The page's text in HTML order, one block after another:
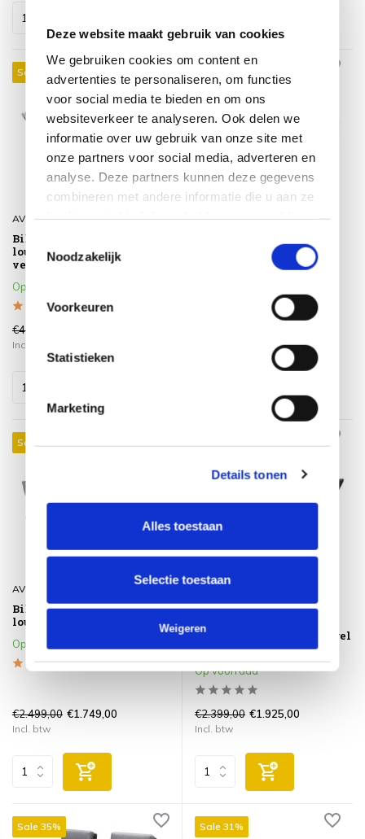
Deze website maakt gebruik van cookies
We gebruiken cookies om content en
advertenties te personaliseren, om functies
voor social media te bieden en om ons
websiteverkeer te analyseren. Ook delen we
informatie over uw gebruik van onze site met
onze partners voor social media, adverteren en
analyse. Deze partners kunnen deze gegevens
combineren met andere informatie die u aan ze
Noodzakelijk
Voorkeuren
Statistieken
Marketing
Details tonen
Alles toestaan
Selectie toestaan
Weigeren
Sale 30%
AVH-Collectie
Bilbao dining hoek
loungeset 8 delig grijs
verstelbare tafel
Op voorraad
€4.699,00
Incl. btw
AVH-Collectie
delig grijs wicker
Sale 30%
AVH-Collectie
Bilbao hoek dining
loungeset 4-delig grijs
Op voorraad
€2.499,00 €1.749,00
Incl. btw
Ibiza stoel bank dining
delig bruin wicker | naturel
mixed weave kussen
Op voorraad
€2.399,00 €1.925,00
Incl. btw
Sale 35% Sale 31%